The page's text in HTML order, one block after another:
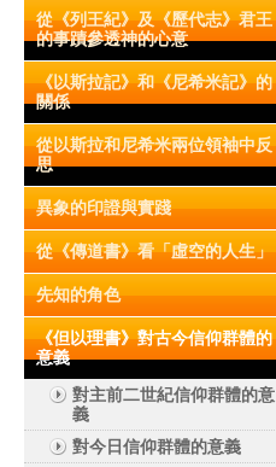
從《列王紀》及《歷代志》君王
的事蹟參透神的心意
《以斯拉記》和《尼希米記》的
關係
從以斯拉和尼希米兩位領袖中反
思
異象的印證與實踐
從《傳道書》看「虛空的人生」
先知的角色
《但以理書》對古今信仰群體的
意義
對主前二世紀信仰群體的意
義
對今日信仰群體的意義